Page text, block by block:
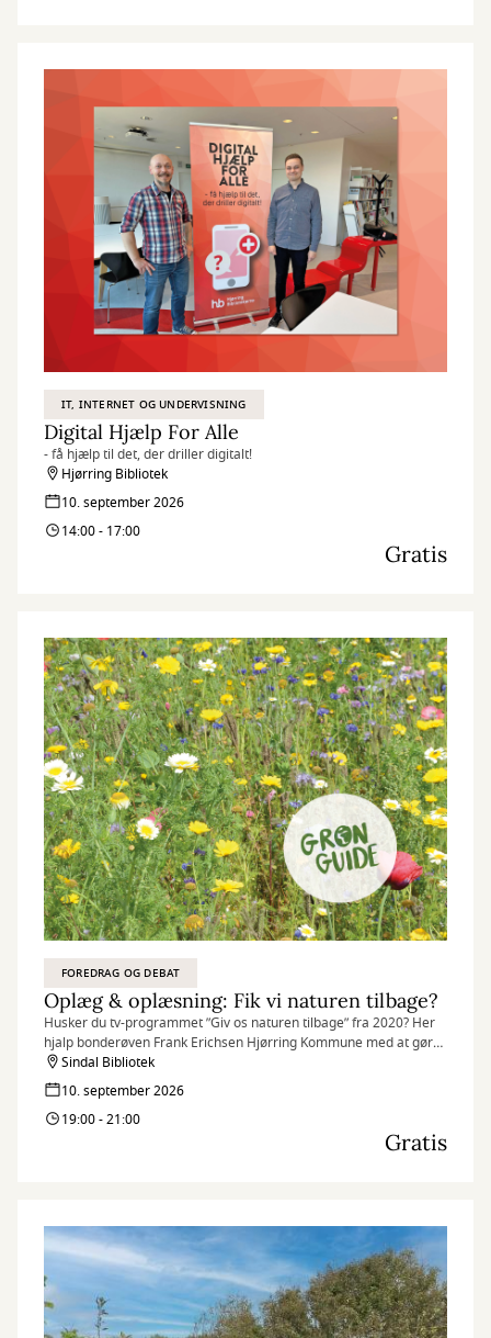
IT, INTERNET OG UNDERVISNING
Digital Hjælp For Alle
- få hjælp til det, der driller digitalt!
Hjørring Bibliotek
10. september 2026
14:00 - 17:00
Gratis
FOREDRAG OG DEBAT
Oplæg & oplæsning: Fik vi naturen tilbage?
Husker du tv-programmet ”Giv os naturen tilbage” fra 2020? Her
hjalp bonderøven Frank Erichsen Hjørring Kommune med at gøre
parcelhushaver og rundkørsler vilde med vilje.
Sindal Bibliotek
10. september 2026
19:00 - 21:00
Gratis